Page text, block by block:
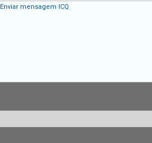
Enviar mensagem ICQ